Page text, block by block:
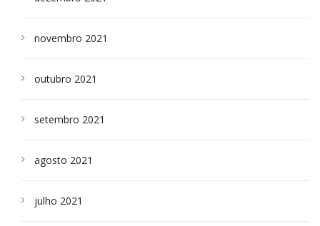
novembro 2021
outubro 2021
setembro 2021
agosto 2021
julho 2021